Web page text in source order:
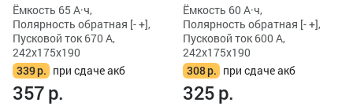
Ёмкость 65 А·ч,
Полярность обратная [- +],
Пусковой ток 670 А,
242x175x190
339р. при сдаче акб
357р.
Ёмкость 60 А·ч,
Полярность обратная [- +],
Пусковой ток 600 А,
242x175x190
308р. при сдаче акб
325р.